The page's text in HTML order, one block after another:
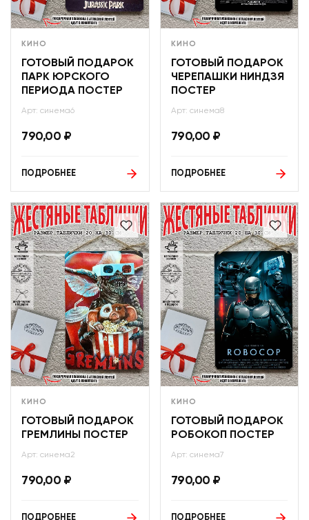
КИНО
ГОТОВЫЙ ПОДАРОК
ПАРК ЮРСКОГО
ПЕРИОДА ПОСТЕР
Арт: синема6
790,00 ₽
ПОДРОБНЕЕ
КИНО
ГОТОВЫЙ ПОДАРОК
ЧЕРЕПАШКИ НИНДЗЯ
ПОСТЕР
Арт: синема8
790,00 ₽
ПОДРОБНЕЕ
КИНО
ГОТОВЫЙ ПОДАРОК
ГРЕМЛИНЫ ПОСТЕР
Арт: синема2
790,00 ₽
ПОДРОБНЕЕ
КИНО
ГОТОВЫЙ ПОДАРОК
РОБОКОП ПОСТЕР
Арт: синема7
790,00 ₽
ПОДРОБНЕЕ